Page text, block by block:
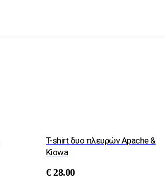
T-shirt δυο πλευρών Αpache &
Kiowa
€ 28.00